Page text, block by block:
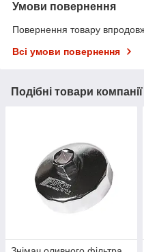
Умови повернення
Повернення товару
Всі умови повернення
Подібні товари компанії